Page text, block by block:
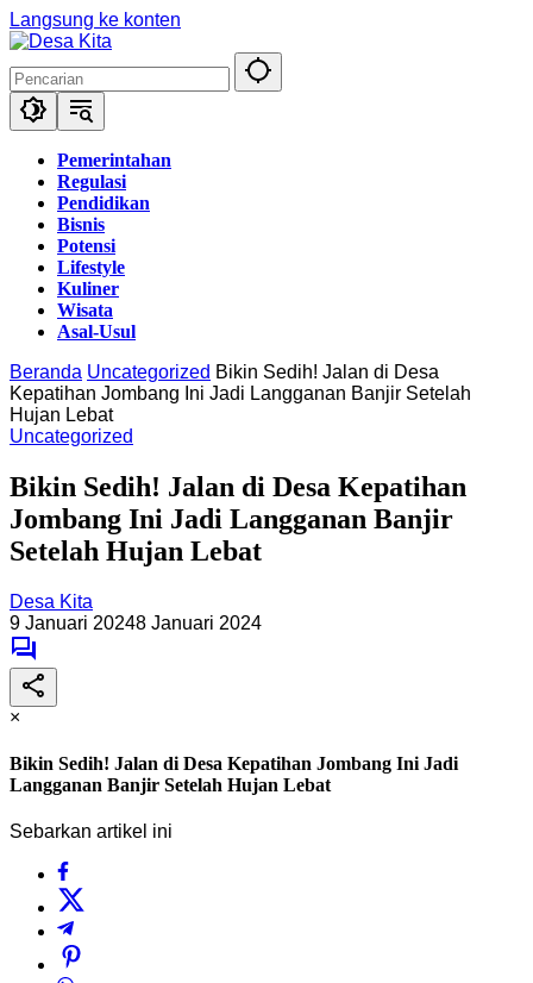
Langsung ke konten
Pemerintahan
Regulasi
Pendidikan
Bisnis
Potensi
Lifestyle
Kuliner
Wisata
Asal-Usul
Beranda Uncategorized Bikin Sedih! Jalan di Desa
Kepatihan Jombang Ini Jadi Langganan Banjir Setelah
Hujan Lebat
Uncategorized
Bikin Sedih! Jalan di Desa Kepatihan
Jombang Ini Jadi Langganan Banjir
Setelah Hujan Lebat
Desa Kita
9 Januari 20248 Januari 2024
×
Bikin Sedih! Jalan di Desa Kepatihan Jombang Ini Jadi
Langganan Banjir Setelah Hujan Lebat
Sebarkan artikel ini